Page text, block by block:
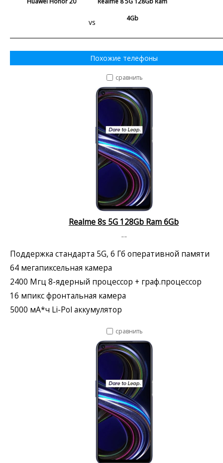
vs
4Gb
Похожие телефоны
сравнить
Realme 8s 5G 128Gb Ram 6Gb
--
Поддержка стандарта 5G, 6 Гб оперативной памяти
64 мегапиксельная камера
2400 Мгц 8-ядерный процессор + граф.процессор
16 мпикс фронтальная камера
5000 мА*ч Li-Pol аккумулятор
сравнить